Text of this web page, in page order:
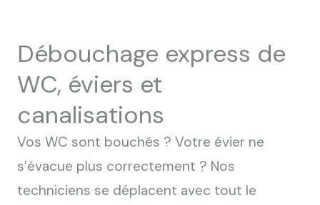
Débouchage express de
WC, éviers et
canalisations
Vos WC sont bouchés ? Votre évier ne
s’évacue plus correctement ? Nos
techniciens se déplacent avec tout le